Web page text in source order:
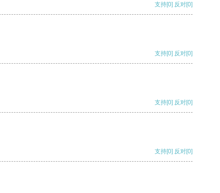
支持[0] 反对[0]
支持[0] 反对[0]
支持[0] 反对[0]
支持[0] 反对[0]